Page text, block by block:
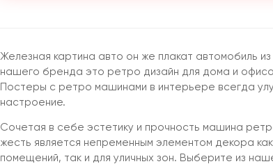
Железная картина авто он же плакат автомобиль из
нашего бренда это ретро дизайн для дома и
Постеры с ретро машинами в интерьере всегда
настроение.
Сочетая в себе эстетику и прочность машина
жесть является непременным элементом декора
помещений, так и для уличных зон. Выберите из